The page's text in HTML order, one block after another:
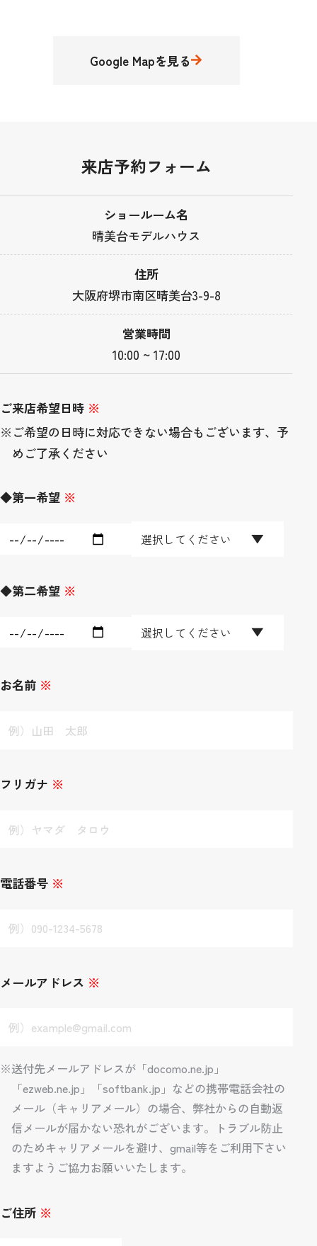
Google Mapを見る
来店予約フォーム
ショールーム名
晴美台モデルハウス
住所
大阪府堺市南区晴美台3-9-8
営業時間
10:00 ~ 17:00
ご来店希望日時 ※
※ご希望の日時に対応できない場合もございます、予
めご了承ください
◆第一希望 ※
◆第二希望 ※
お名前 ※
フリガナ ※
電話番号 ※
メールアドレス ※
※送付先メールアドレスが「docomo.ne.jp」
「ezweb.ne.jp」「softbank.jp」などの携帯電話会社の
メール（キャリアメール）の場合、弊社からの自動返
信メールが届かない恐れがございます。トラブル防止
のためキャリアメールを避け、gmail等をご利用下さい
ますようご協力お願いいたします。
ご住所 ※